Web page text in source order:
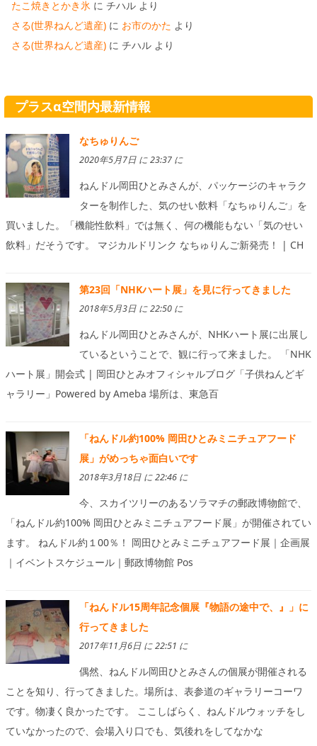
たこ焼きとかき氷 に チハル より
さる(世界ねんど遺産) に お市のかた より
さる(世界ねんど遺産) に チハル より
プラスα空間内最新情報
なちゅりんご
2020年5月7日 に 23:37 に
ねんドル岡田ひとみさんが、パッケージのキャラク
ターを制作した、気のせい飲料「なちゅりんご」を
買いました。「機能性飲料」では無く、何の機能もない「気のせい
飲料」だそうです。 マジカルドリンク なちゅりんご新発売！ | CH
第23回「NHKハート展」を見に行ってきました
2018年5月3日 に 22:50 に
ねんドル岡田ひとみさんが、NHKハート展に出展し
ているということで、観に行って来ました。 「NHK
ハート展」開会式 | 岡田ひとみオフィシャルブログ「子供ねんどギ
ャラリー」Powered by Ameba 場所は、東急百
「ねんドル約100% 岡田ひとみミニチュアフード
展」がめっちゃ面白いです
2018年3月18日 に 22:46 に
今、スカイツリーのあるソラマチの郵政博物館で、
「ねんドル約100% 岡田ひとみミニチュアフード展」が開催されてい
ます。 ねんドル約１00％！ 岡田ひとみミニチュアフード展｜企画展
｜イベントスケジュール｜郵政博物館 Pos
「ねんドル15周年記念個展『物語の途中で、』」に
行ってきました
2017年11月6日 に 22:51 に
偶然、ねんドル岡田ひとみさんの個展が開催される
ことを知り、行ってきました。場所は、表参道のギャラリーコーワ
です。物凄く良かったです。 ここしばらく、ねんドルウォッチをし
ていなかったので、会場入り口でも、気後れをしてなかな